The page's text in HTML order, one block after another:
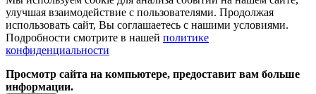
улучшая взаимодействие с пользователями. Продолжая
использовать сайт, Вы соглашаетесь с нашими условиями.
Подробности смотрите в нашей политике
конфиденциальности
Просмотр сайта на компьютере, предоставит вам больше
информации.